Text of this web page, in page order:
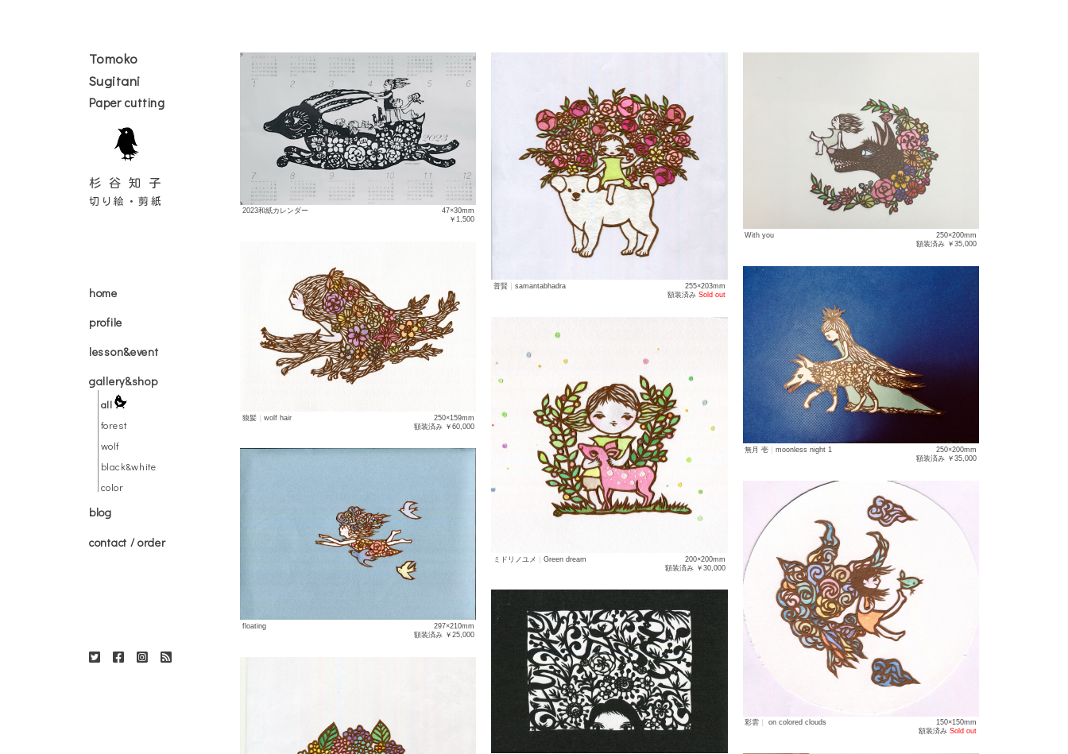
Skip
to
2023和紙カレンダー
47×30mm
￥1,500
狼髪｜ wolf hair
250×159mm
額装済み ￥60,000
floating
297×210mm
額装済み ￥25,000
普賢 ｜samantabhadra
255×203mm
額装済み Sold out
ミドリノユメ ｜Green dream
200×200mm
額装済み ￥30,000
With you
250×200mm
額装済み ￥35,000
無月 壱 ｜moonless night 1
250×200mm
額装済み ￥35,000
彩雲 on colored clouds
150×150mm
額装済みSold out
Tomoko
Sugitani
Paper cutting
杉谷知子
切り絵・剪紙
home
profile
lesson&event
gallery&shop
all
forest
wolf
black&white
color
blog
contact / order